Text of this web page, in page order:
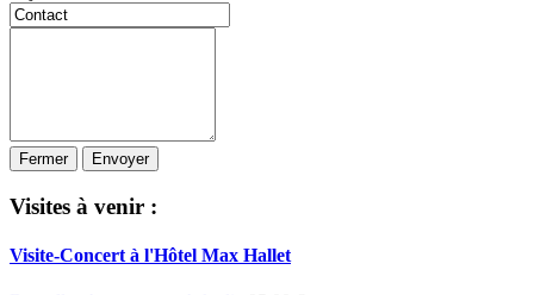
Fermer Envoyer
Visites à venir :
Visite-Concert à l'Hôtel Max Hallet